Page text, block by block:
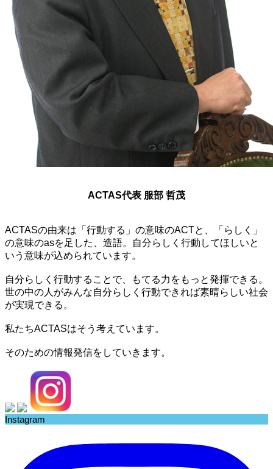
ACTAS代表 服部 哲茂
ACTASの由来は「行動する」の意味のACTと、「らしく」
の意味のasを足した、造語。自分らしく行動してほしいと
いう意味が込められています。
自分らしく行動することで、もてる力をもっと発揮できる。
世の中の人がみんな自分らしく行動できれば素晴らしい社会
が実現できる。
私たちACTASはそう考えています。
そのための情報発信をしていきます。
Instagram